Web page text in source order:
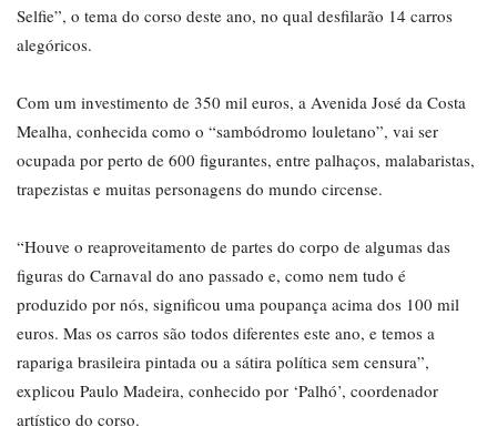
Selfie”, o tema do corso deste ano, no qual desfilarão 14 carros
alegóricos.
Com um investimento de 350 mil euros, a Avenida José da Costa
Mealha, conhecida como o “sambódromo louletano”, vai ser
ocupada por perto de 600 figurantes, entre palhaços, malabaristas,
trapezistas e muitas personagens do mundo circense.
“Houve o reaproveitamento de partes do corpo de algumas das
figuras do Carnaval do ano passado e, como nem tudo é
produzido por nós, significou uma poupança acima dos 100 mil
euros. Mas os carros são todos diferentes este ano, e temos a
rapariga brasileira pintada ou a sátira política sem censura”,
explicou Paulo Madeira, conhecido por ‘Palhó’, coordenador
artístico do corso.